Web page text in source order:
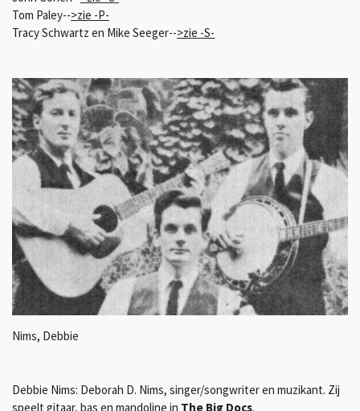
Tom Paley-->zie -P-
Tracy Schwartz en Mike Seeger-->zie -S-
Nims, Debbie
Debbie Nims: Deborah D. Nims, singer/songwriter en muzikant. Zij
speelt gitaar, bas en mandoline in The Big Docs.